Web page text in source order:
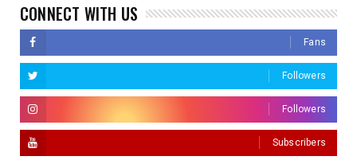
CONNECT WITH US
Fans
Followers
Followers
Subscribers